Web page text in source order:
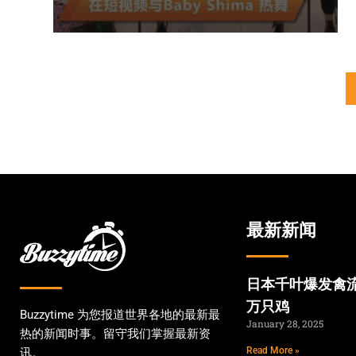
Buzzytime 为您报道世界各地的最新最
热的新闻时事。留守我们掌握最新资
讯。
最新新闻
日本千叶爆发禽
万只鸡
January 28, 2025
Read More »